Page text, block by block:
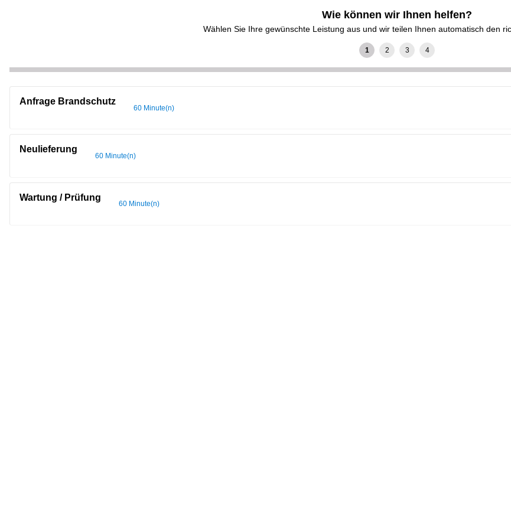
Wie können wir Ihnen helfen?
Wählen Sie Ihre gewünschte Leistung aus und wir teilen Ihnen automatisch den
Anfrage Brandschutz
60 Minute(n)
Neulieferung
60 Minute(n)
Wartung / Prüfung
60 Minute(n)